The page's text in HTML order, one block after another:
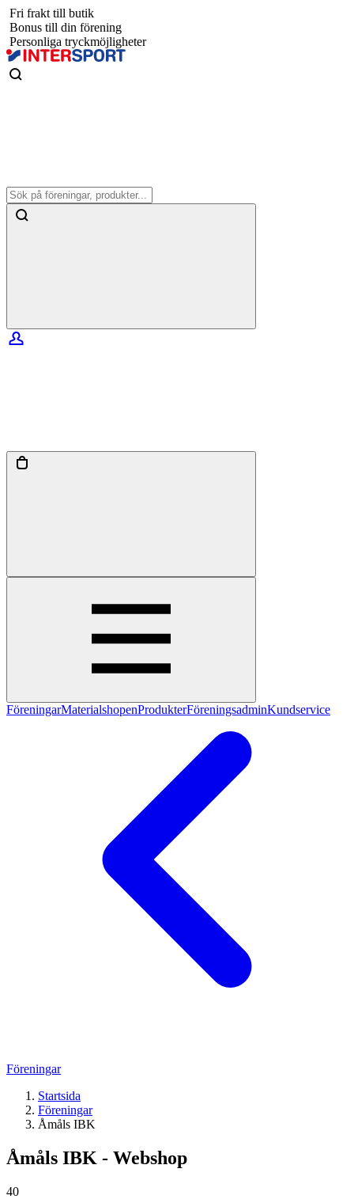
Fri frakt till butik
Bonus till din förening
Personliga tryckmöjligheter
FöreningarMaterialshopenProdukterFöreningsadminKundservice
Föreningar
Startsida
Föreningar
Åmåls IBK
Åmåls IBK - Webshop
40